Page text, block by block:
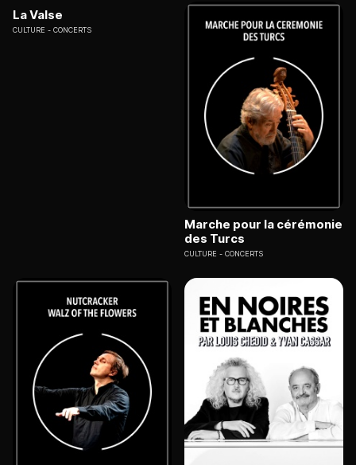
La Valse
CULTURE CONCERTS
Marche pour la cérémonie
des Turcs
CULTURE CONCERTS